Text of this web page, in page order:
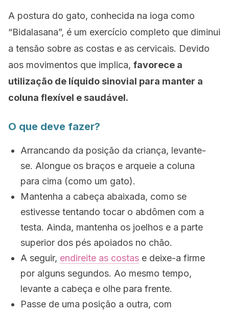
A postura do gato, conhecida na ioga como
“Bidalasana”, é um exercício completo que diminui
a tensão sobre as costas e as cervicais. Devido
aos movimentos que implica, favorece a
utilização de líquido sinovial para manter a
coluna flexível e saudável.
O que deve fazer?
Arrancando da posição da criança, levante-
se. Alongue os braços e arqueie a coluna
para cima (como um gato).
Mantenha a cabeça abaixada, como se
estivesse tentando tocar o abdômen com a
testa. Ainda, mantenha os joelhos e a parte
superior dos pés apoiados no chão.
A seguir, endireite as costas e deixe-a firme
por alguns segundos. Ao mesmo tempo,
levante a cabeça e olhe para frente.
Passe de uma posição a outra, com